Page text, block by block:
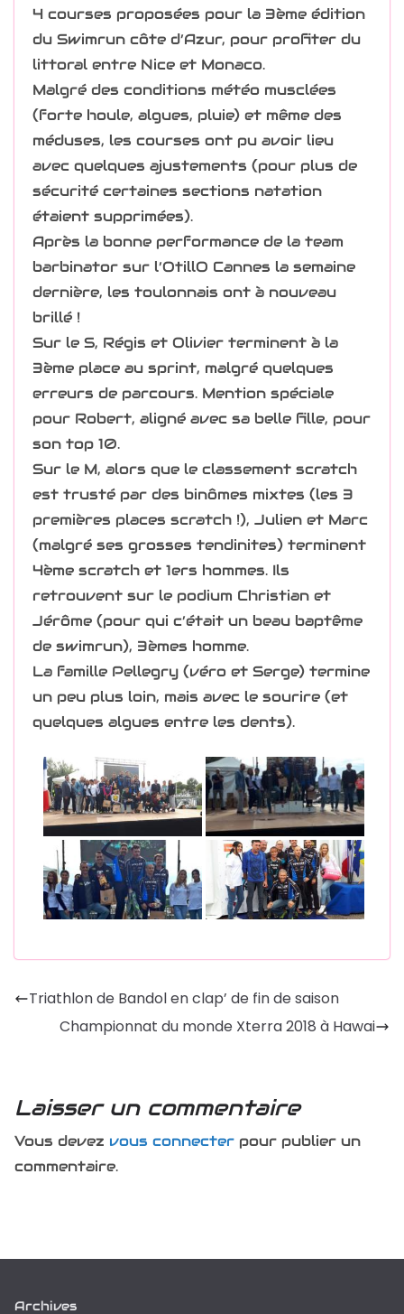
4 courses proposées pour la 3ème édition
du Swimrun côte d’Azur, pour profiter du
littoral entre Nice et Monaco.
Malgré des conditions météo musclées
(forte houle, algues, pluie) et même des
méduses, les courses ont pu avoir lieu
avec quelques ajustements (pour plus de
sécurité certaines sections natation
étaient supprimées).
Après la bonne performance de la team
barbinator sur l’OtillO Cannes la semaine
dernière, les toulonnais ont à nouveau
brillé !
Sur le S, Régis et Olivier terminent à la
3ème place au sprint, malgré quelques
erreurs de parcours. Mention spéciale
pour Robert, aligné avec sa belle fille, pour
son top 10.
Sur le M, alors que le classement scratch
est trusté par des binômes mixtes (les 3
premières places scratch !), Julien et Marc
(malgré ses grosses tendinites) terminent
4ème scratch et 1ers hommes. Ils
retrouvent sur le podium Christian et
Jérôme (pour qui c’était un beau baptême
de swimrun), 3èmes homme.
La famille Pellegry (véro et Serge) termine
un peu plus loin, mais avec le sourire (et
quelques algues entre les dents).
Triathlon de Bandol en clap’ de fin de saison
Championnat du monde Xterra 2018 à Hawai
Laisser un commentaire
Vous devez vous connecter pour publier un
commentaire.
Archives